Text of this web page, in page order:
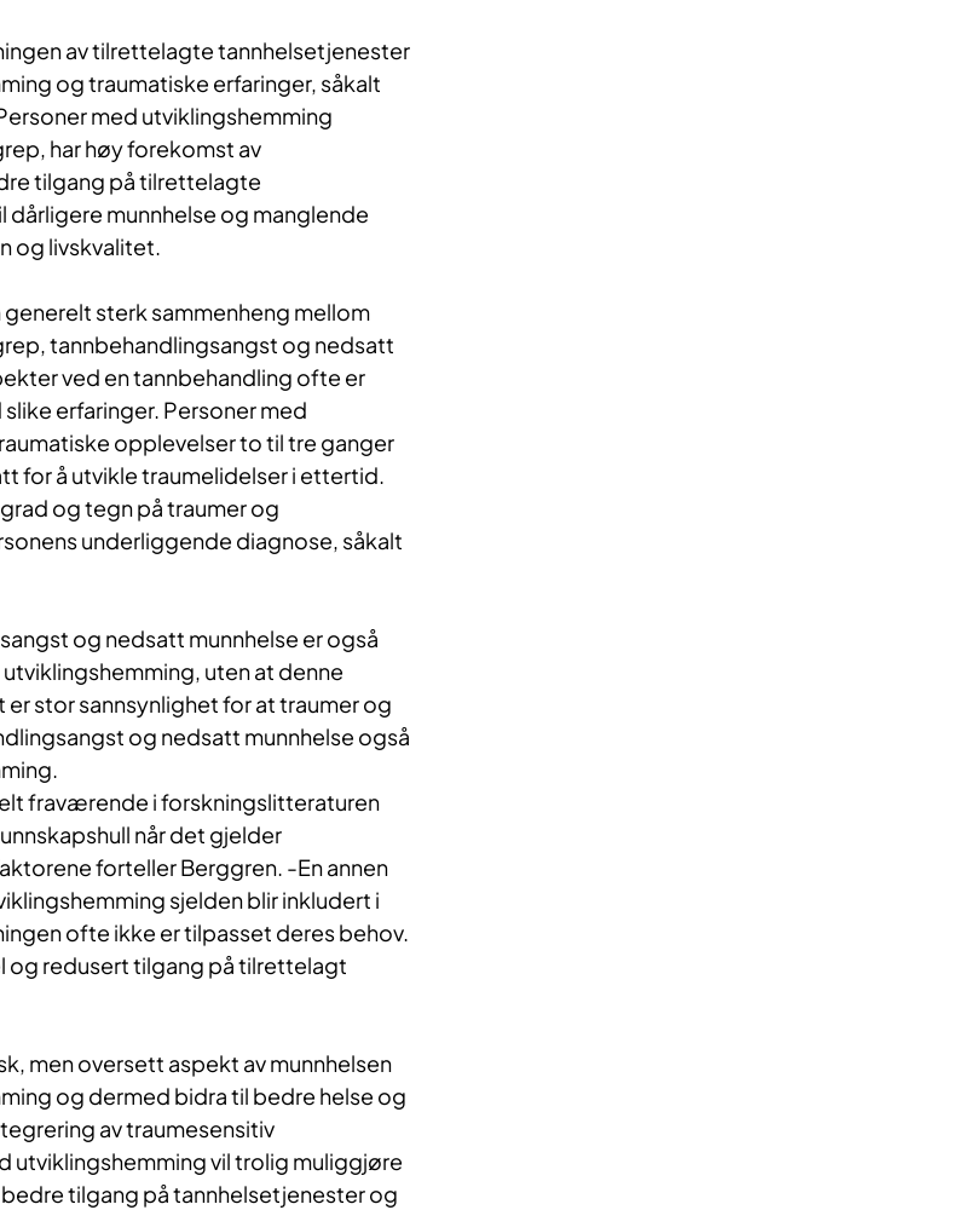
av tilrettelagte tannhelsetjenester
og traumatiske erfaringer, såkalt
med utviklingshemming
har høy forekomst av
tilgang på tilrettelagte
munnhelse og manglende
og livskvalitet.
sterk sammenheng mellom
tannbehandlingsangst og nedsatt
ved en tannbehandling ofte er
erfaringer. Personer med
opplevelser to til tre ganger
for å utvikle traumelidelser i ettertid.
og tegn på traumer og
underliggende diagnose, såkalt
og nedsatt munnhelse er også
uten at denne
stor sannsynlighet for at traumer og
og nedsatt munnhelse også
fraværende i forskningslitteraturen
når det gjelder
forteller Berggren. -En annen
sjelden blir inkludert i
ofte ikke er tilpasset deres behov.
og redusert tilgang på tilrettelagt
men oversett aspekt av munnhelsen
og dermed bidra til bedre helse og
av traumesensitiv
utviklingshemming vil trolig muliggjøre
tilgang på tannhelsetjenester og